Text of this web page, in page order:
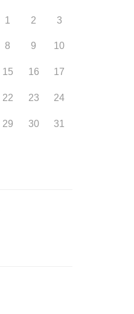
1 2 3
8 9 10
15 16 17
22 23 24
29 30 31